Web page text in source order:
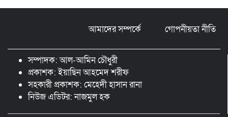
এসোসিয়েশন’র পক্ষ থেকে নগদ অর্থ বিতরণ
গ্রেফতার ১ সিল-স্টাম্প প্যাড জব্দ।
আমাদের সম্পর্কে গোপনীয়তা নীতি
সম্পাদক: আল-আমিন চৌধুরী
প্রকাশক: ইয়াছিন আহমেদ শরীফ
সহকারী প্রকাশক: মেহেদী হাসান রানা
নিউজ এডিটর: নাজমুল হক